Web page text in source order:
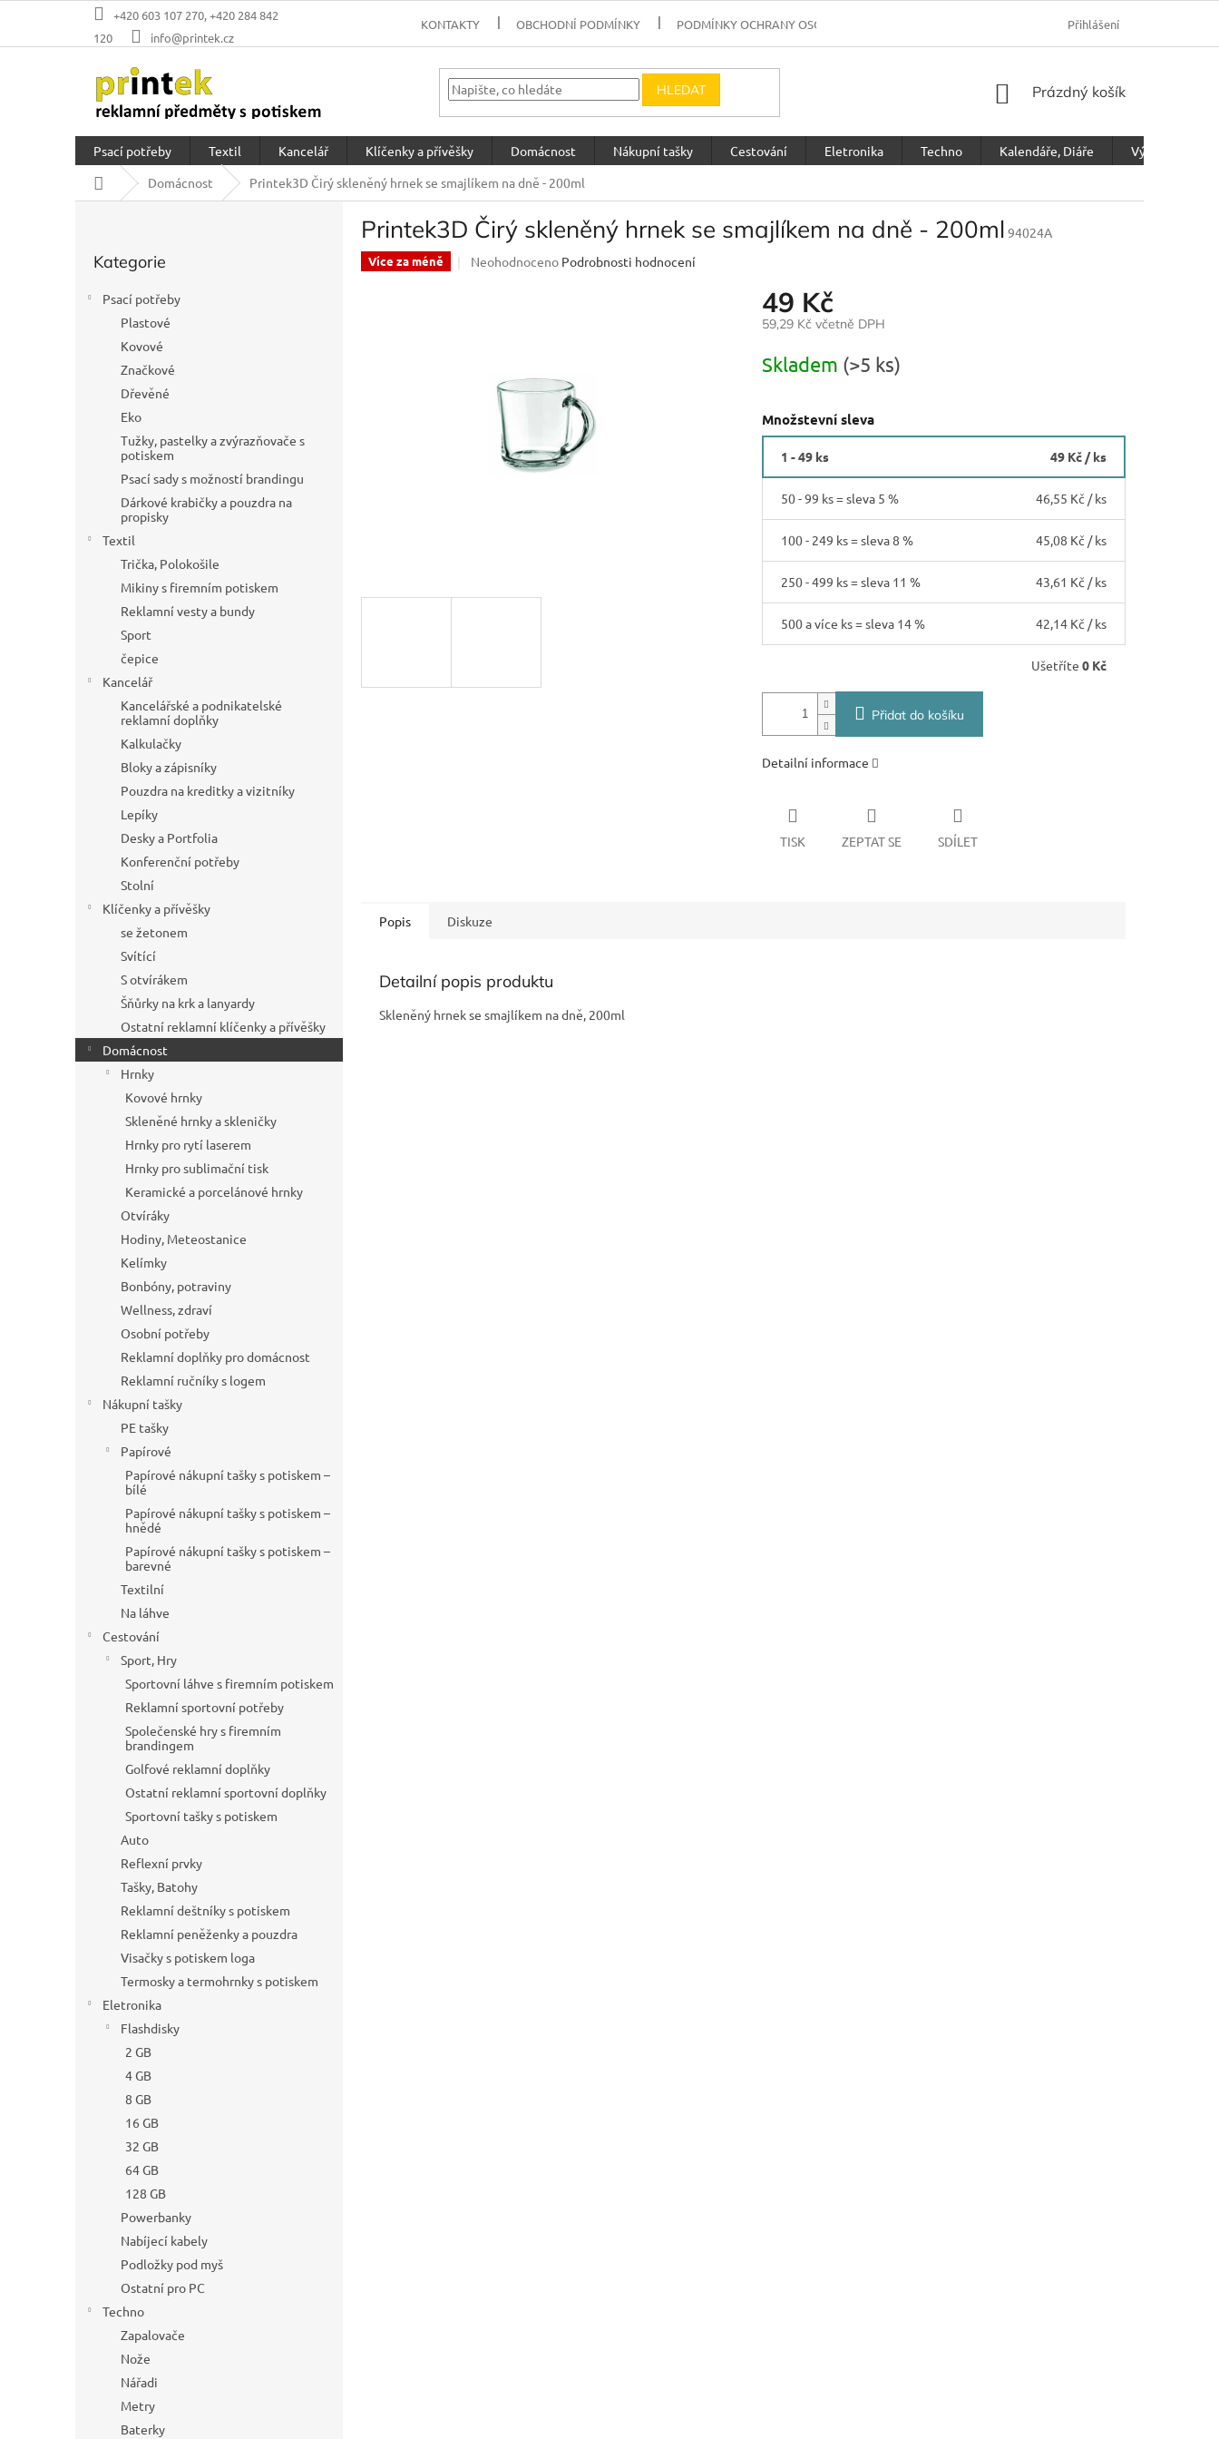
+420 603 107 270, +420 284 842
120
info@printek.cz
KONTAKTY OBCHODNÍ PODMÍNKY PODMÍNKY OCHRANY OSOBNÍCH ÚDAJŮ Přihlášení
HLEDAT
NÁKUPNÍ
Prázdný košík
Psací potřeby Textil Kancelář Klíčenky a přívěšky Domácnost Nákupní tašky Cestování Eletronika Techno Kalendáře, Diáře
Výprodej
Domů
Domácnost Printek3D Čirý skleněný hrnek se smajlíkem na dně - 200ml
kategorie
Kategorie
Psací potřeby
Plastové
Kovové
Značkové
Dřevěné
Eko
Tužky, pastelky a zvýrazňovače s
potiskem
Psací sady s možností brandingu
Dárkové krabičky a pouzdra na
propisky
Textil
Trička, Polokošile
Mikiny s firemním potiskem
Reklamní vesty a bundy
Sport
čepice
Kancelář
Kancelářské a podnikatelské
reklamní doplňky
Kalkulačky
Bloky a zápisníky
Pouzdra na kreditky a vizitníky
Lepíky
Desky a Portfolia
Konferenční potřeby
Stolní
Klíčenky a přívěšky
se žetonem
Svítící
S otvírákem
Šňůrky na krk a lanyardy
Ostatní reklamní klíčenky a přívěšky
Domácnost
Hrnky
Kovové hrnky
Skleněné hrnky a skleničky
Hrnky pro rytí laserem
Hrnky pro sublimační tisk
Keramické a porcelánové hrnky
Otvíráky
Hodiny, Meteostanice
Kelímky
Bonbóny, potraviny
Wellness, zdraví
Osobní potřeby
Reklamní doplňky pro domácnost
Reklamní ručníky s logem
Nákupní tašky
PE tašky
Papírové
Papírové nákupní tašky s potiskem –
bílé
Papírové nákupní tašky s potiskem –
hnědé
Papírové nákupní tašky s potiskem –
barevné
Textilní
Na láhve
Cestování
Sport, Hry
Sportovní láhve s firemním potiskem
Reklamní sportovní potřeby
Společenské hry s firemním
brandingem
Golfové reklamní doplňky
Ostatní reklamní sportovní doplňky
Sportovní tašky s potiskem
Auto
Reflexní prvky
Tašky, Batohy
Reklamní deštníky s potiskem
Reklamní peněženky a pouzdra
Visačky s potiskem loga
Termosky a termohrnky s potiskem
Eletronika
Flashdisky
2 GB
4 GB
8 GB
16 GB
32 GB
64 GB
128 GB
Powerbanky
Nabíjecí kabely
Podložky pod myš
Ostatní pro PC
Techno
Zapalovače
Nože
Nářadi
Metry
Baterky
Printek3D Čirý skleněný hrnek se smajlíkem na dně - 200ml 94024A
Více za méně
Průměrné
hvězdiček.
Neohodnoceno Podrobnosti hodnocení
49 Kč
59,29 Kč včetně DPH
cena:
Skladem (>5 ks)
Množstevní sleva
1 - 49 ks 49 Kč / ks
50 - 99 ks = sleva 5 % 46,55 Kč / ks
100 - 249 ks = sleva 8 % 45,08 Kč / ks
250 - 499 ks = sleva 11 % 43,61 Kč / ks
500 a více ks = sleva 14 % 42,14 Kč / ks
Ušetříte 0 Kč
Přidat do košíku
Detailní informace
TISK ZEPTAT SE SDÍLET
Popis Diskuze
Detailní popis produktu
Skleněný hrnek se smajlíkem na dně, 200ml